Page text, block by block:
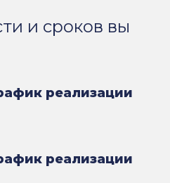
и сроков вы
реализации
реализации